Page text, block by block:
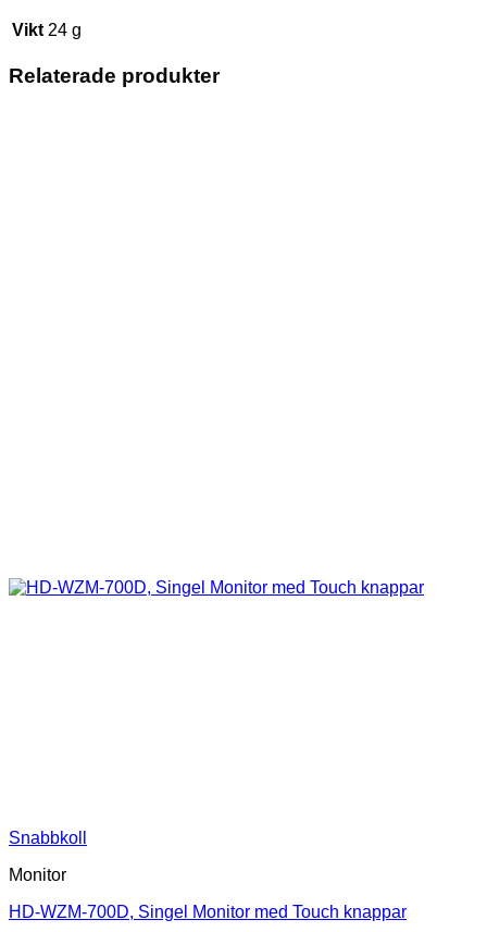
Vikt 24 g
Relaterade produkter
Snabbkoll
Monitor
HD-WZM-700D, Singel Monitor med Touch knappar